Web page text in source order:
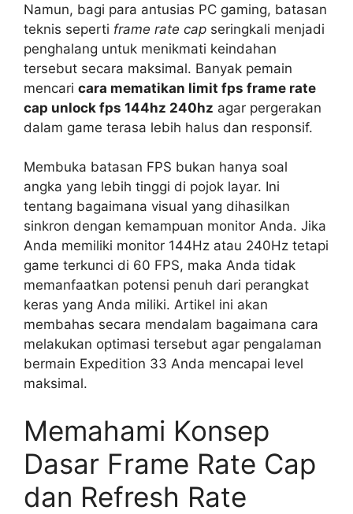
Namun, bagi para antusias PC gaming, batasan
teknis seperti frame rate cap seringkali menjadi
penghalang untuk menikmati keindahan
tersebut secara maksimal. Banyak pemain
mencari cara mematikan limit fps frame rate
cap unlock fps 144hz 240hz agar pergerakan
dalam game terasa lebih halus dan responsif.
Membuka batasan FPS bukan hanya soal
angka yang lebih tinggi di pojok layar. Ini
tentang bagaimana visual yang dihasilkan
sinkron dengan kemampuan monitor Anda. Jika
Anda memiliki monitor 144Hz atau 240Hz tetapi
game terkunci di 60 FPS, maka Anda tidak
memanfaatkan potensi penuh dari perangkat
keras yang Anda miliki. Artikel ini akan
membahas secara mendalam bagaimana cara
melakukan optimasi tersebut agar pengalaman
bermain Expedition 33 Anda mencapai level
maksimal.
Memahami Konsep
Dasar Frame Rate Cap
dan Refresh Rate